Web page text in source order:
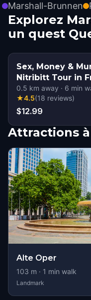
Marshall-Brunnen
Explorez
un quest
Sex, Money &
Nitribitt Tour in
0.5 km away · 6 min
★4.5(18 reviews)
$12.99
Attractions
Alte Oper
103 m · 1 min walk
Landmark